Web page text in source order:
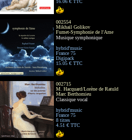
16.06 € TTC
002554
Mikhail Golikov
Fumet-Symphonie de l'Ame
Musique symphonique
hybrid'music
France 75
Digipack
15.05 € TTC
002715
M. Hacquard/Lorène de Ratuld
Marc Berthomieu
Classique vocal
hybrid'music
France 75
8 titres
4.51 € TTC